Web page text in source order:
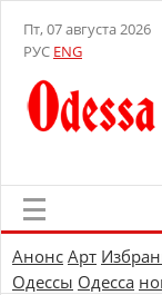
Пт, 07 августа 2026
РУС ENG
Анонс Арт
Одессы Одесса